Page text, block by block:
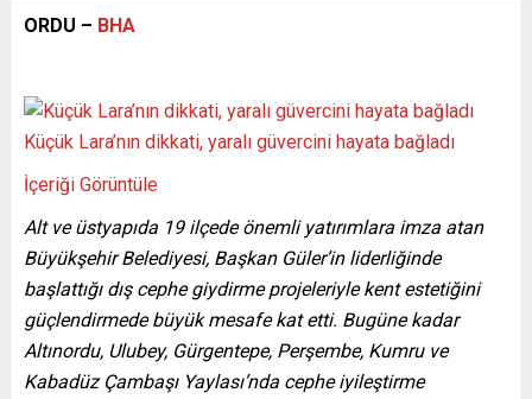
ORDU – BHA
Küçük Lara’nın dikkati, yaralı güvercini hayata bağladı
İçeriği Görüntüle
Alt ve üstyapıda 19 ilçede önemli yatırımlara imza atan
Büyükşehir Belediyesi, Başkan Güler’in liderliğinde
başlattığı dış cephe giydirme projeleriyle kent estetiğini
güçlendirmede büyük mesafe kat etti. Bugüne kadar
Altınordu, Ulubey, Gürgentepe, Perşembe, Kumru ve
Kabadüz Çambaşı Yaylası’nda cephe iyileştirme